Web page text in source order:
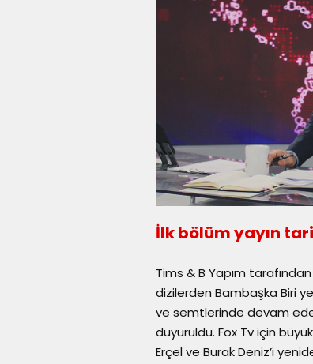
İlk bölüm yayın
Tims & B Yapım
dizilerden Bambaşka Biri
ve semtlerinde devam
duyuruldu. Fox Tv için
Erçel ve Burak Deniz’i